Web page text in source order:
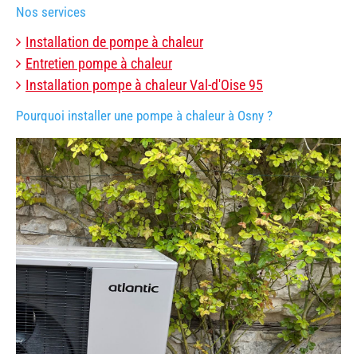
Nos services
Installation de pompe à chaleur
Entretien pompe à chaleur
Installation pompe à chaleur Val-d'Oise 95
Pourquoi installer une pompe à chaleur à Osny ?